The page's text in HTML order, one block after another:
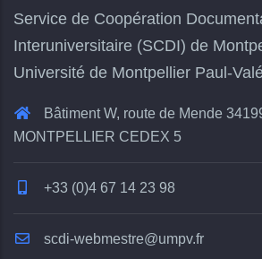
Service de Coopération
Interuniversitaire (SCDI) de
Université de Montpellier Paul-
Bâtiment W, route de Mende
MONTPELLIER CEDEX 5
+33 (0)4 67 14 23 98
scdi-webmestre@umpv.fr